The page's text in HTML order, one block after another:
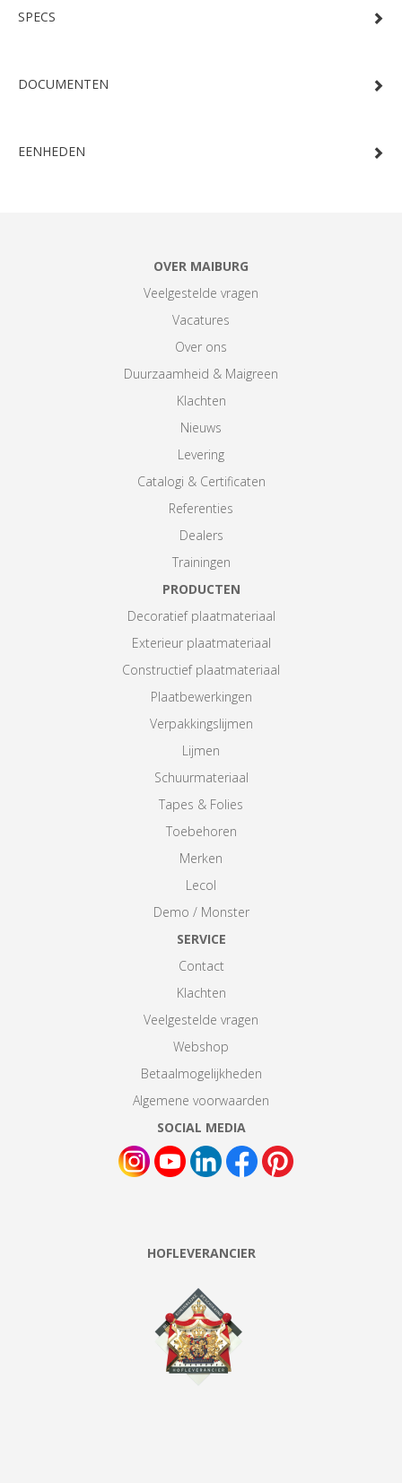
SPECS
DOCUMENTEN
EENHEDEN
OVER MAIBURG
Veelgestelde vragen
Vacatures
Over ons
Duurzaamheid & Maigreen
Klachten
Nieuws
Levering
Catalogi & Certificaten
Referenties
Dealers
Trainingen
PRODUCTEN
Decoratief plaatmateriaal
Exterieur plaatmateriaal
Constructief plaatmateriaal
Plaatbewerkingen
Verpakkingslijmen
Lijmen
Schuurmateriaal
Tapes & Folies
Toebehoren
Merken
Lecol
Demo / Monster
SERVICE
Contact
Klachten
Veelgestelde vragen
Webshop
Betaalmogelijkheden
Algemene voorwaarden
SOCIAL MEDIA
HOFLEVERANCIER